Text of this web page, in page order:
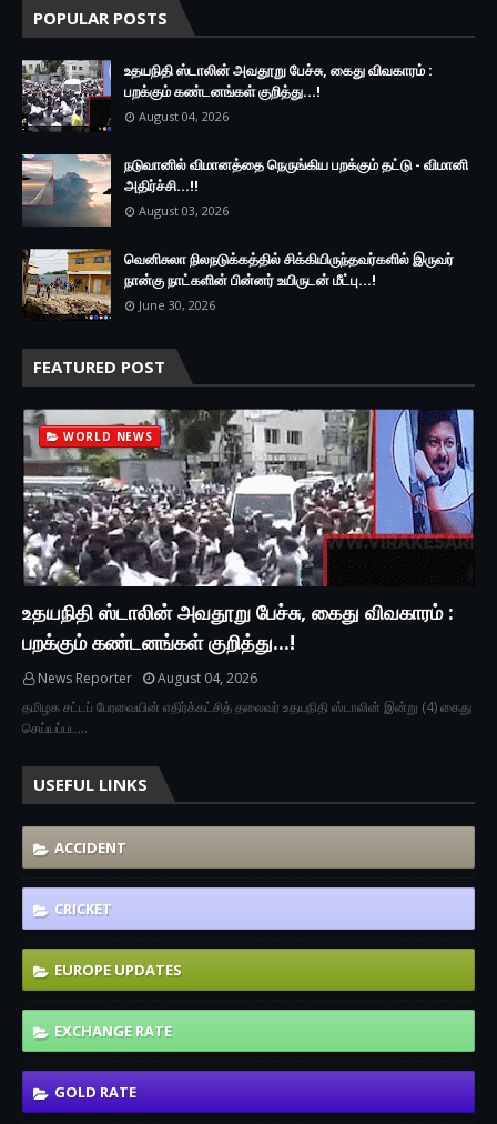
POPULAR POSTS
உதயநிதி ஸ்டாலின் அவதூறு பேச்சு, கைது விவகாரம் :
பறக்கும் கண்டனங்கள் குறித்து...!
August 04, 2026
நடுவானில் விமானத்தை நெருங்கிய பறக்கும் தட்டு - விமானி
அதிர்ச்சி...!!
August 03, 2026
வெனிசுலா நிலநடுக்கத்தில் சிக்கியிருந்தவர்களில் இருவர்
நான்கு நாட்களின் பின்னர் உயிருடன் மீட்பு...!
June 30, 2026
FEATURED POST
WORLD NEWS
உதயநிதி ஸ்டாலின் அவதூறு பேச்சு, கைது விவகாரம் :
பறக்கும் கண்டனங்கள் குறித்து...!
News Reporter
August 04, 2026
தமிழக சட்டப் பேரவையின் எதிர்க்கட்சித் தலைவர் உதயநிதி ஸ்டாலின் இன்று (4) கைது
செய்யப்பட…
USEFUL LINKS
ACCIDENT
CRICKET
EUROPE UPDATES
EXCHANGE RATE
GOLD RATE